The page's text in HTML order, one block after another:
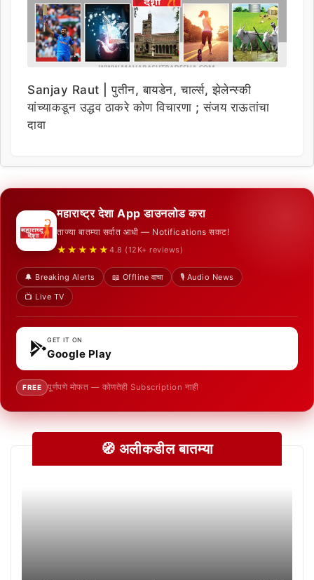
Sanjay Raut | पुतीन, बायडेन, चार्ल्स, झेलेन्स्की
यांच्याकडून उद्धव ठाकरे कोण विचारणा ; संजय राऊतांचा
दावा
महाराष्ट्र देशा App डाउनलोड करा
ताज्या बातम्या सर्वात आधी — Notifications सकट!
★★★★★ 4.8 (12K+ reviews)
🔔 Breaking Alerts 📖 Offline वाचा
🎙️ Audio News
📺 Live TV
GET IT ON
Google Play
FREE पूर्णपणे मोफत — कोणतेही Subscription नाही
🧭 अलीकडील बातम्या